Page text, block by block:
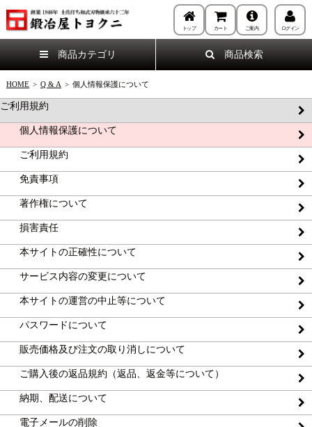
トップ カート ご案内 ログイン
商品カテゴリ 商品検索
HOME > Q & A > 個人情報保護について
ご利用規約
個人情報保護について
ご利用規約
免責事項
著作権について
損害責任
本サイトの正確性について
サービス内容の変更について
本サイトの運営の中止等について
パスワードについて
販売価格及び注文の取り消しについて
ご購入後の返品規約（返品、返金等について）
納期、配送について
電子メールの削除